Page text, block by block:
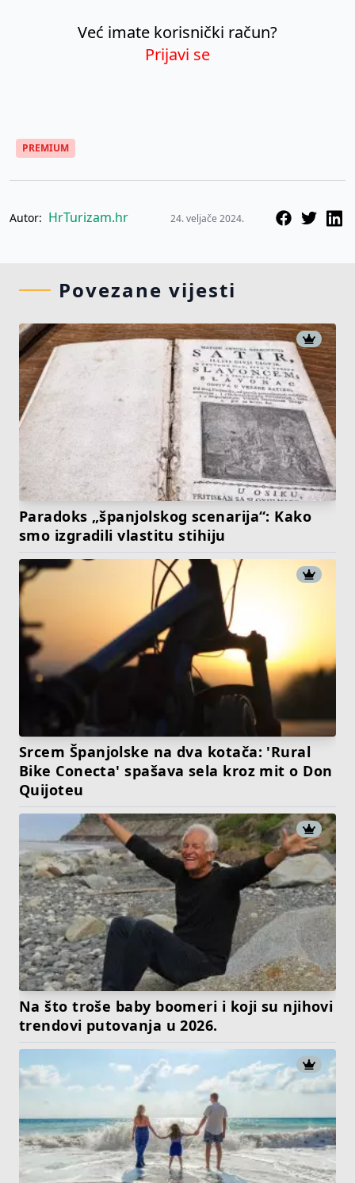
Već imate korisnički račun?
Prijavi se
PREMIUM
Autor: HrTurizam.hr 24. veljače 2024.
Povezane vijesti
Paradoks „španjolskog scenarija“: Kako
smo izgradili vlastitu stihiju
Srcem Španjolske na dva kotača: 'Rural
Bike Conecta' spašava sela kroz mit o Don
Quijoteu
Na što troše baby boomeri i koji su njihovi
trendovi putovanja u 2026.